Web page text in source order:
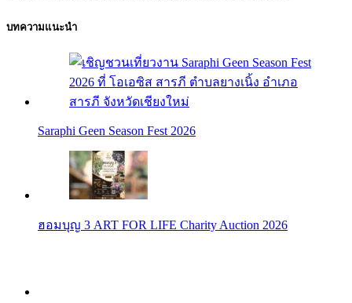
บทความแนะนำ
Saraphi Geen Season Fest 2026
ฮอมบุญ 3 ART FOR LIFE Charity Auction 2026